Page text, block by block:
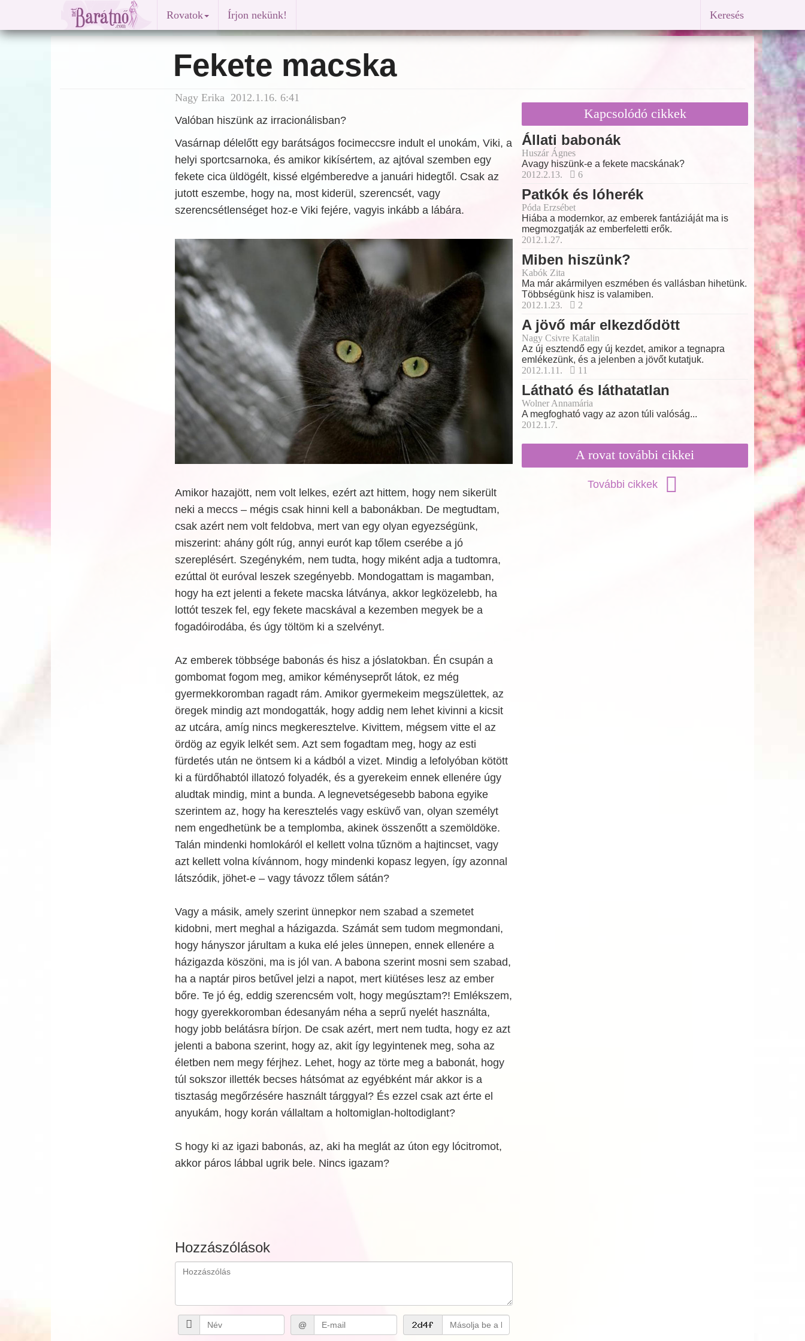
Rovatok Írjon nekünk! Keresés
Fekete macska
Nagy Erika 2012.1.16. 6:41
Valóban hiszünk az irracionálisban?
Vasárnap délelőtt egy barátságos focimeccsre indult el unokám, Viki, a
helyi sportcsarnoka, és amikor kikísértem, az ajtóval szemben egy
fekete cica üldögélt, kissé elgémberedve a januári hidegtől. Csak az
jutott eszembe, hogy na, most kiderül, szerencsét, vagy
szerencsétlenséget hoz-e Viki fejére, vagyis inkább a lábára.
Amikor hazajött, nem volt lelkes, ezért azt hittem, hogy nem sikerült
neki a meccs – mégis csak hinni kell a babonákban. De megtudtam,
csak azért nem volt feldobva, mert van egy olyan egyezségünk,
miszerint: ahány gólt rúg, annyi eurót kap tőlem cserébe a jó
szereplésért. Szegénykém, nem tudta, hogy miként adja a tudtomra,
ezúttal öt euróval leszek szegényebb. Mondogattam is magamban,
hogy ha ezt jelenti a fekete macska látványa, akkor legközelebb, ha
lottót teszek fel, egy fekete macskával a kezemben megyek be a
fogadóirodába, és úgy töltöm ki a szelvényt.
Az emberek többsége babonás és hisz a jóslatokban. Én csupán a
gombomat fogom meg, amikor kéményseprőt látok, ez még
gyermekkoromban ragadt rám. Amikor gyermekeim megszülettek, az
öregek mindig azt mondogatták, hogy addig nem lehet kivinni a kicsit
az utcára, amíg nincs megkeresztelve. Kivittem, mégsem vitte el az
ördög az egyik lelkét sem. Azt sem fogadtam meg, hogy az esti
fürdetés után ne öntsem ki a kádból a vizet. Mindig a lefolyóban kötött
ki a fürdőhabtól illatozó folyadék, és a gyerekeim ennek ellenére úgy
aludtak mindig, mint a bunda. A legnevetségesebb babona egyike
szerintem az, hogy ha keresztelés vagy esküvő van, olyan személyt
nem engedhetünk be a templomba, akinek összenőtt a szemöldöke.
Talán mindenki homlokáról el kellett volna tűznöm a hajtincset, vagy
azt kellett volna kívánnom, hogy mindenki kopasz legyen, így azonnal
látszódik, jöhet-e – vagy távozz tőlem sátán?
Vagy a másik, amely szerint ünnepkor nem szabad a szemetet
kidobni, mert meghal a házigazda. Számát sem tudom megmondani,
hogy hányszor járultam a kuka elé jeles ünnepen, ennek ellenére a
házigazda köszöni, ma is jól van. A babona szerint mosni sem szabad,
ha a naptár piros betűvel jelzi a napot, mert kiütéses lesz az ember
bőre. Te jó ég, eddig szerencsém volt, hogy megúsztam?! Emlékszem,
hogy gyerekkoromban édesanyám néha a seprű nyelét használta,
hogy jobb belátásra bírjon. De csak azért, mert nem tudta, hogy ez azt
jelenti a babona szerint, hogy az, akit így legyintenek meg, soha az
életben nem megy férjhez. Lehet, hogy az törte meg a babonát, hogy
túl sokszor illették becses hátsómat az egyébként már akkor is a
tisztaság megőrzésére használt tárggyal? És ezzel csak azt érte el
anyukám, hogy korán vállaltam a holtomiglan-holtodiglant?
S hogy ki az igazi babonás, az, aki ha meglát az úton egy lócitromot,
akkor páros lábbal ugrik bele. Nincs igazam?
Hozzászólások
@
Kapcsolódó cikkek
Állati babonák
Huszár Ágnes
Avagy hiszünk-e a fekete macskának?
2012.2.13.
6
Patkók és lóherék
Póda Erzsébet
Hiába a modernkor, az emberek fantáziáját ma is
megmozgatják az emberfeletti erők.
2012.1.27.
Miben hiszünk?
Kabók Zita
Ma már akármilyen eszmében és vallásban hihetünk.
Többségünk hisz is valamiben.
2012.1.23.
2
A jövő már elkezdődött
Nagy Csivre Katalin
Az új esztendő egy új kezdet, amikor a tegnapra
emlékezünk, és a jelenben a jövőt kutatjuk.
2012.1.11.
11
Látható és láthatatlan
Wolner Annamária
A megfogható vagy az azon túli valóság...
2012.1.7.
A rovat további cikkei
További cikkek